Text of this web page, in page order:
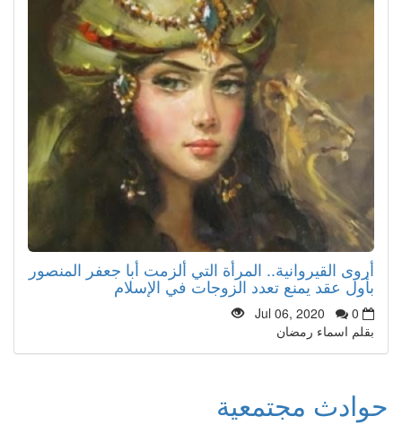
أروى القيروانية.. المرأة التي ألزمت أبا جعفر المنصور
بأول عقد يمنع تعدد الزوجات في الإسلام
Jul 06, 2020
0
بقلم اسماء رمضان
حوادث مجتمعية